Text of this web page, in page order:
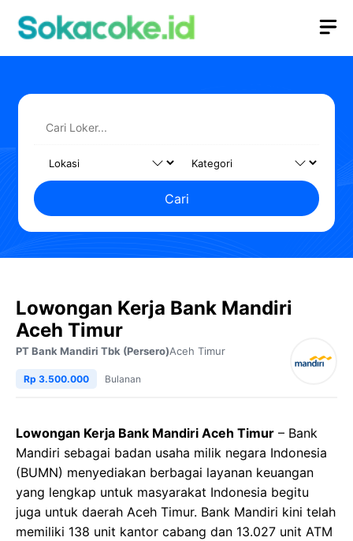
Cari
Lowongan Kerja Bank Mandiri
Aceh Timur
PT Bank Mandiri Tbk (Persero)Aceh Timur
Rp 3.500.000 Bulanan
Lowongan Kerja Bank Mandiri Aceh Timur – Bank
Mandiri sebagai badan usaha milik negara Indonesia
(BUMN) menyediakan berbagai layanan keuangan
yang lengkap untuk masyarakat Indonesia begitu
juga untuk daerah Aceh Timur. Bank Mandiri kini telah
memiliki 138 unit kantor cabang dan 13.027 unit ATM